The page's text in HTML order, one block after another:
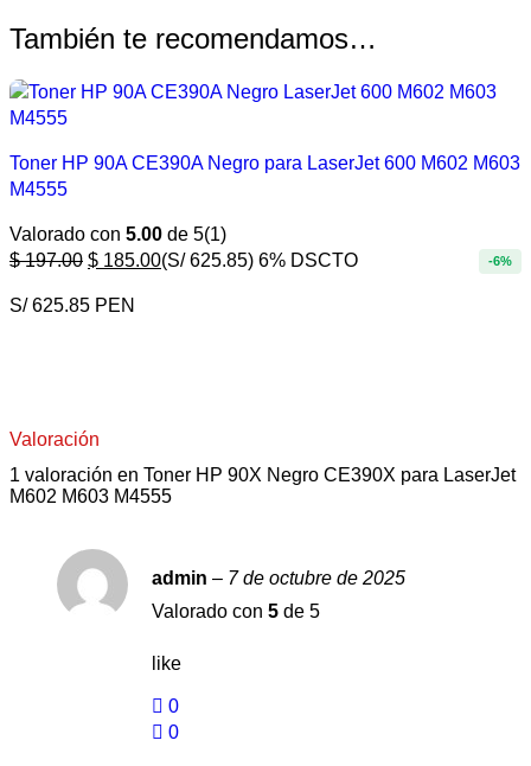
También te recomendamos…
Toner HP 90A CE390A Negro para LaserJet 600 M602 M603
M4555
Valorado con 5.00 de 5(1)
$197.00 $ 185.00(S/ 625.85) 6% DSCTO -6%
S/ 625.85 PEN
Valoración
1 valoración en Toner HP 90X Negro CE390X para LaserJet
M602 M603 M4555
admin – 7 de octubre de 2025
Valorado con 5 de 5
like
0
0